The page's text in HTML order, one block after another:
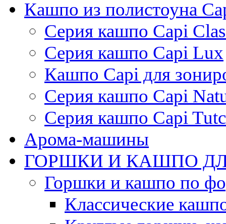
Кашпо из полистоуна
Серия кашпо Capi
Серия кашпо Capi Lux
Кашпо Capi для
Серия кашпо Capi
Серия кашпо Capi
Арома-машины
ГОРШКИ И КАШПО
Горшки и кашпо по
Классические